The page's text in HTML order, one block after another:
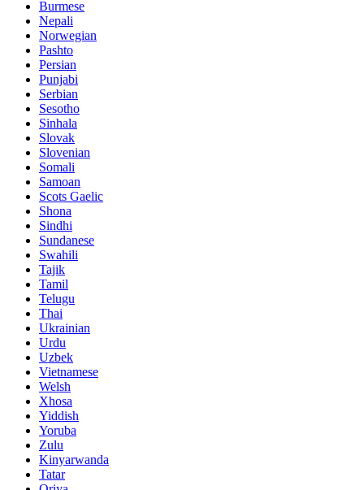
Burmese
Nepali
Norwegian
Pashto
Persian
Punjabi
Serbian
Sesotho
Sinhala
Slovak
Slovenian
Somali
Samoan
Scots Gaelic
Shona
Sindhi
Sundanese
Swahili
Tajik
Tamil
Telugu
Thai
Ukrainian
Urdu
Uzbek
Vietnamese
Welsh
Xhosa
Yiddish
Yoruba
Zulu
Kinyarwanda
Tatar